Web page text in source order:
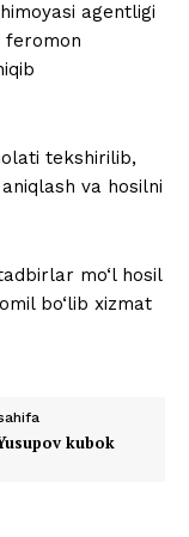
agentligi
feromon
tekshirilib,
va hosilni
mo‘l hosil
bo‘lib xizmat
kubok